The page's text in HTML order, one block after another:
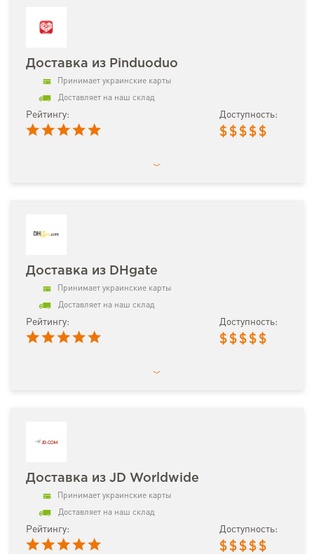
Доставка из Pinduoduo
Принимает украинские карты
Доставляет на наш склад
Рейтингу: Доступность:
$ $ $ $ $
Доставка из DHgate
Принимает украинские карты
Доставляет на наш склад
Рейтингу: Доступность:
$ $ $ $ $
Доставка из JD Worldwide
Принимает украинские карты
Доставляет на наш склад
Рейтингу: Доступность:
$ $ $ $ $